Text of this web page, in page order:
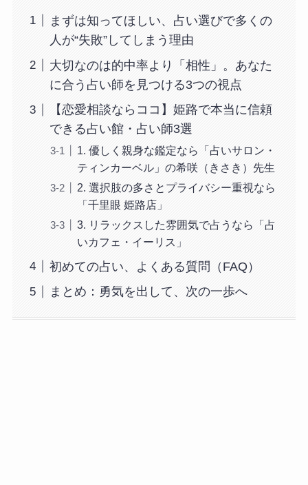
まずは知ってほしい、占い選びで多くの
人が“失敗”してしまう理由
大切なのは的中率より「相性」。あなた
に合う占い師を見つける3つの視点
【恋愛相談ならココ】姫路で本当に信頼
できる占い館・占い師3選
1. 優しく親身な鑑定なら「占いサロン・
ティンカーベル」の希咲（きさき）先生
2. 選択肢の多さとプライバシー重視なら
「千里眼 姫路店」
3. リラックスした雰囲気で占うなら「占
いカフェ・イーリス」
初めての占い、よくある質問（FAQ）
まとめ：勇気を出して、次の一歩へ